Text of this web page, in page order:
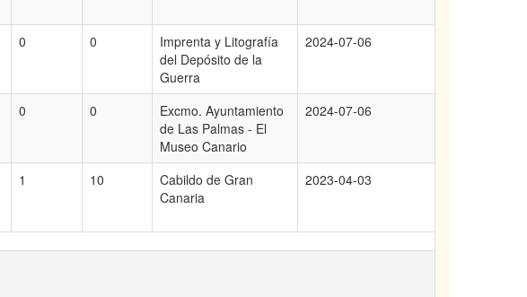
0 0
Imprenta y Litografía
del Depósito de la
Guerra
2024-07-06
0 0
Excmo. Ayuntamiento
de Las Palmas - El
Museo Canario
2024-07-06
1 10
Cabildo de Gran
Canaria
2023-04-03